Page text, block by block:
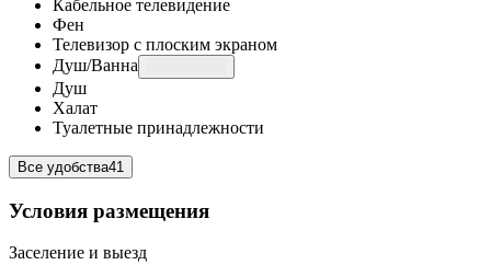
Кабельное телевидение
Фен
Телевизор с плоским экраном
Душ/Ванна
Душ
Халат
Туалетные принадлежности
Все удобства41
Условия размещения
Заселение и выезд